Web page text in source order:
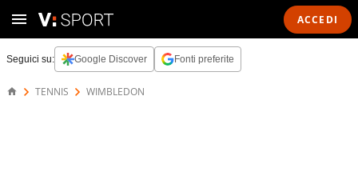
ACCEDI
Seguici su: Google Discover Fonti preferite
TENNIS WIMBLEDON